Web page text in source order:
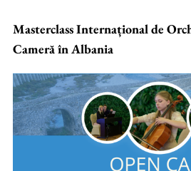
Masterclass Internațional de
Cameră în Albania